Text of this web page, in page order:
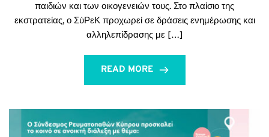
παιδιών και των οικογενειών τους. Στο πλαίσιο της
εκστρατείας, ο ΣύΡεΚ προχωρεί σε δράσεις ενημέρωσης και
αλληλεπίδρασης με […]
READ MORE